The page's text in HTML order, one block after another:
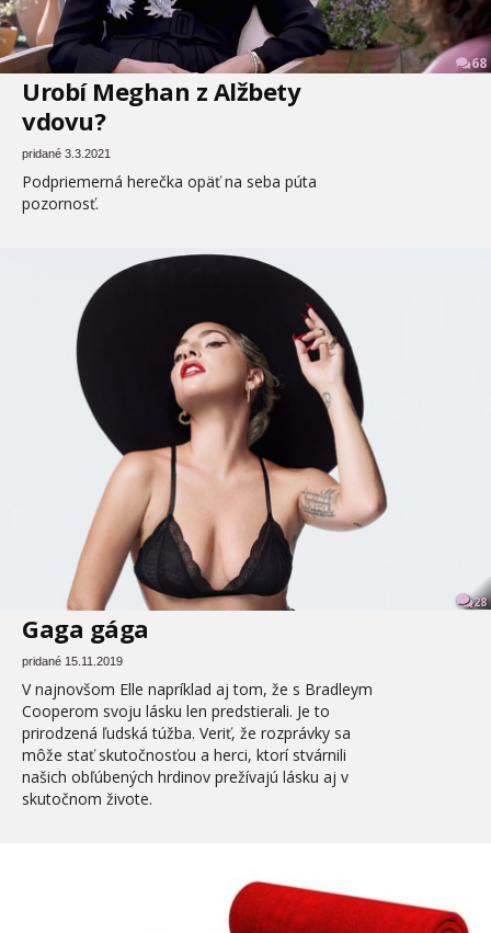
68
Urobí Meghan z Alžbety
vdovu?
pridané 3.3.2021
Podpriemerná herečka opäť na seba púta
pozornosť.
28
Gaga gága
pridané 15.11.2019
V najnovšom Elle napríklad aj tom, že s Bradleym
Cooperom svoju lásku len predstierali. Je to
prirodzená ľudská túžba. Veriť, že rozprávky sa
môže stať skutočnosťou a herci, ktorí stvárnili
našich obľúbených hrdinov prežívajú lásku aj v
skutočnom živote.